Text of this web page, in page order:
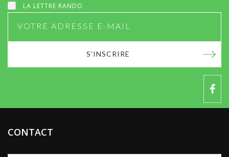
LA LETTRE RANDO
S'INSCRIRE
CONTACT